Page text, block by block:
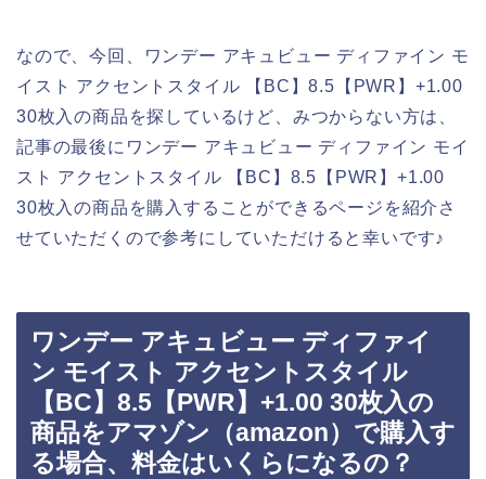
なので、今回、ワンデー アキュビュー ディファイン モ
イスト アクセントスタイル 【BC】8.5【PWR】+1.00
30枚入の商品を探しているけど、みつからない方は、
記事の最後にワンデー アキュビュー ディファイン モイ
スト アクセントスタイル 【BC】8.5【PWR】+1.00
30枚入の商品を購入することができるページを紹介さ
せていただくので参考にしていただけると幸いです♪
ワンデー アキュビュー ディファイ
ン モイスト アクセントスタイル
【BC】8.5【PWR】+1.00 30枚入の
商品をアマゾン（amazon）で購入す
る場合、料金はいくらになるの？